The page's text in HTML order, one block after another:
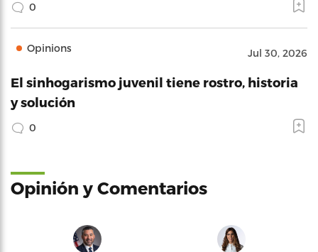
0
Opinions Jul 30, 2026
El sinhogarismo juvenil tiene rostro, historia
y solución
0
Opinión y Comentarios